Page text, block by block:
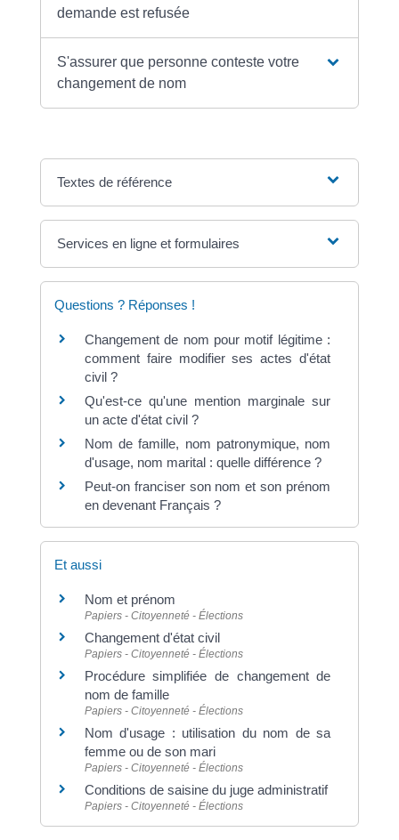
demande est refusée
S'assurer que personne conteste votre
changement de nom
Textes de référence
Services en ligne et formulaires
Questions ? Réponses !
Changement de nom pour motif légitime :
comment faire modifier ses actes d'état
civil ?
Qu'est-ce qu'une mention marginale sur
un acte d'état civil ?
Nom de famille, nom patronymique, nom
d'usage, nom marital : quelle différence ?
Peut-on franciser son nom et son prénom
en devenant Français ?
Et aussi
Nom et prénom
Papiers - Citoyenneté - Élections
Changement d'état civil
Papiers - Citoyenneté - Élections
Procédure simplifiée de changement de
nom de famille
Papiers - Citoyenneté - Élections
Nom d'usage : utilisation du nom de sa
femme ou de son mari
Papiers - Citoyenneté - Élections
Conditions de saisine du juge administratif
Papiers - Citoyenneté - Élections